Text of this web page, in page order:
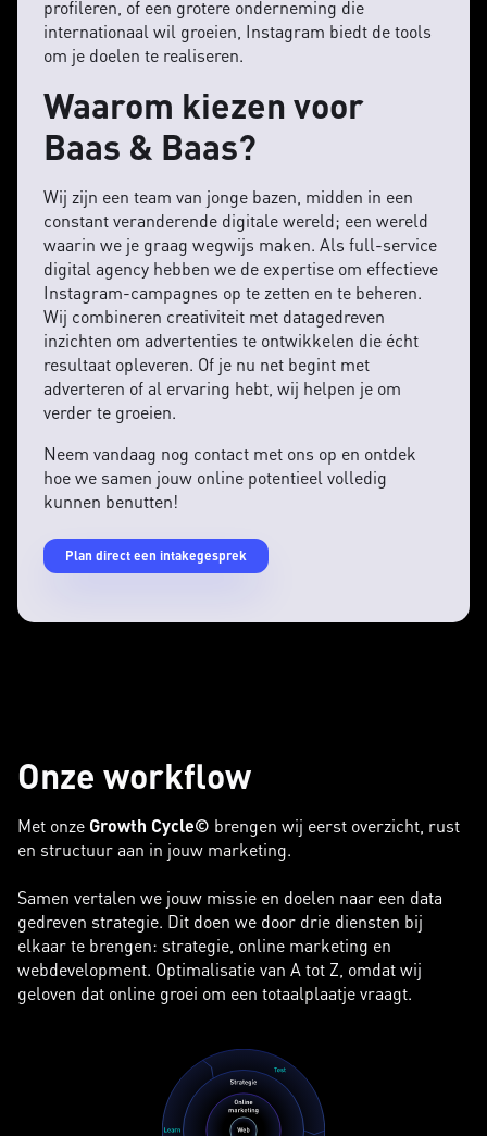
profileren, of een grotere onderneming die
internationaal wil groeien, Instagram biedt de tools
om je doelen te realiseren.
Waarom kiezen voor
Baas & Baas?
Wij zijn een team van jonge bazen, midden in een
constant veranderende digitale wereld; een wereld
waarin we je graag wegwijs maken. Als full-service
digital agency hebben we de expertise om effectieve
Instagram-campagnes op te zetten en te beheren.
Wij combineren creativiteit met datagedreven
inzichten om advertenties te ontwikkelen die écht
resultaat opleveren. Of je nu net begint met
adverteren of al ervaring hebt, wij helpen je om
verder te groeien.
Neem vandaag nog contact met ons op en ontdek
hoe we samen jouw online potentieel volledig
kunnen benutten!
Plan direct een intakegesprek
Onze workflow
Met onze Growth Cycle© brengen wij eerst overzicht, rust
en structuur aan in jouw marketing.
Samen vertalen we jouw missie en doelen naar een data
gedreven strategie. Dit doen we door drie diensten bij
elkaar te brengen: strategie, online marketing en
webdevelopment. Optimalisatie van A tot Z, omdat wij
geloven dat online groei om een totaalplaatje vraagt.